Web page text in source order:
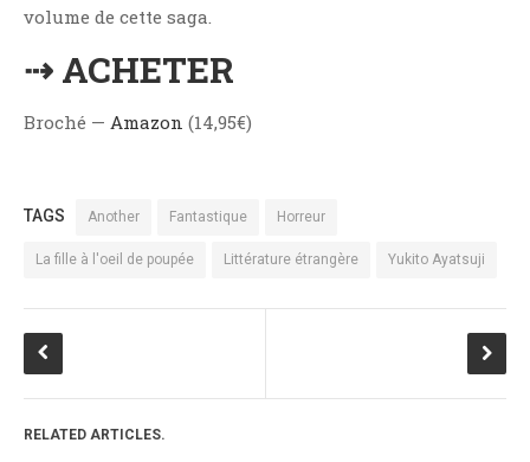
volume de cette saga.
⇢ ACHETER
Broché — Amazon (14,95€)
TAGS Another Fantastique Horreur
La fille à l'oeil de poupée Littérature étrangère Yukito Ayatsuji
RELATED ARTICLES.